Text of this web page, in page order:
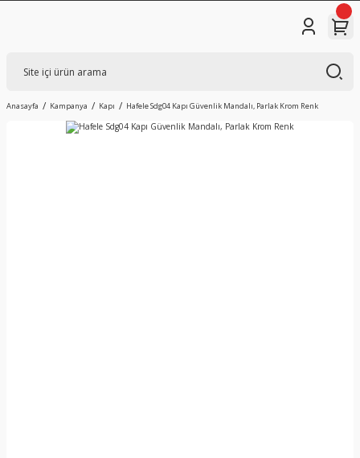
Anasayfa Kampanya Kapı Hafele Sdg04 Kapı Güvenlik Mandalı, Parlak Krom Renk